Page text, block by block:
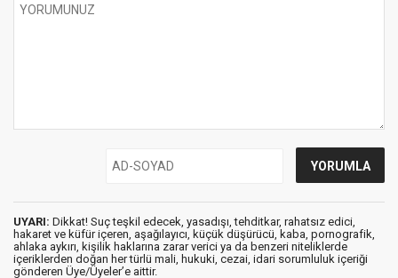
UYARI: Dikkat! Suç teşkil edecek, yasadışı, tehditkar, rahatsız edici,
hakaret ve küfür içeren, aşağılayıcı, küçük düşürücü, kaba, pornografik,
ahlaka aykırı, kişilik haklarına zarar verici ya da benzeri niteliklerde
içeriklerden doğan her türlü mali, hukuki, cezai, idari sorumluluk içeriği
gönderen Üye/Üyeler’e aittir.